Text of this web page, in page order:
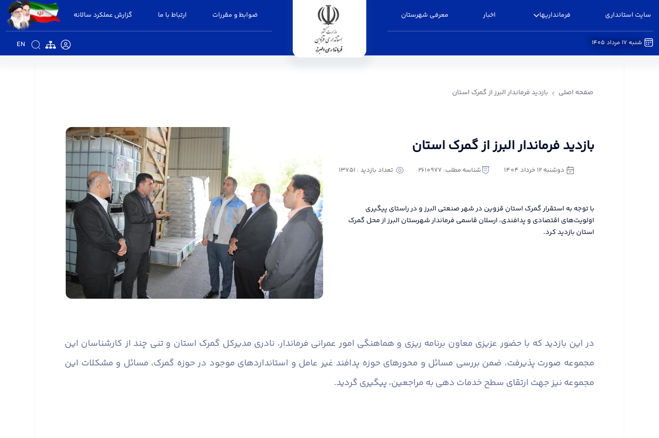
سایت استانداری فرمانداریها اخبار معرفی شهرستان ضوابط و مقررات ارتباط با ما گزارش عملکرد سالانه
EN شنبه 17 مرداد 1405
صفحه اصلی بازدید فرماندار البرز از گمرک استان
بازدید فرماندار البرز از گمرک استان
دوشنبه 12 خرداد 1404 شناسه مطلب: 2610977 تعداد بازدید : 13751
با توجه به استقرار گمرک استان قزوین در شهر صنعتی البرز و در راستای پیگیری
اولویت‌های اقتصادی و پدافندی، ارسلان قاسمی فرماندار شهرستان البرز از محل گمرک
استان بازدید کرد.
در این بازدید که با حضور عزیزی معاون برنامه ریزی و هماهنگی امور عمرانی فرماندار، نادری مدیرکل گمرک استان و تنی چند از کارشناسان این
مجموعه صورت پذیرفت، ضمن بررسی مسائل و محورهای حوزه پدافند غیر عامل و استانداردهای موجود در حوزه گمرک، مسائل و مشکلات این
مجموعه نیز جهت ارتقای سطح خدمات دهی به مراجعین، پیگیری گردید.